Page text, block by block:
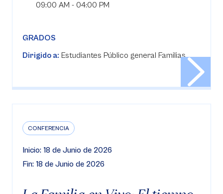
09:00 AM - 04:00 PM
GRADOS
Dirigido a: Estudiantes Público general Familias
CONFERENCIA
Inicio: 18 de Junio de 2026
Fin: 18 de Junio de 2026